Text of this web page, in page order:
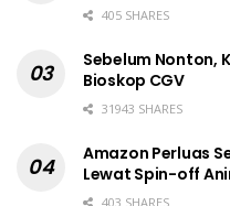
405 SHARES
Sebelum Nonton,
Bioskop CGV
31943 SHARES
Amazon Perluas
Lewat Spin-off
403 SHARES